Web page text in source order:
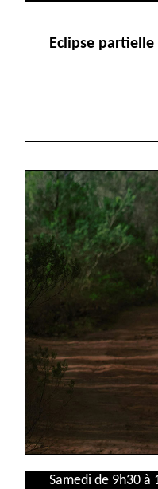
Eclipse partielle
Samedi de 9h30 à